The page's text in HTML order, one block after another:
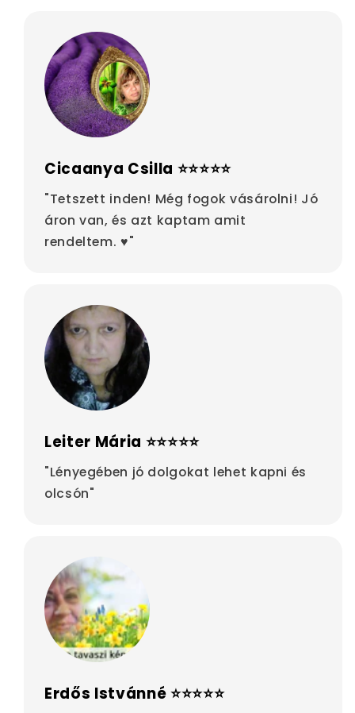
Cicaanya Csilla ⭐⭐⭐⭐⭐
"Tetszett inden! Még fogok vásárolni! Jó
áron van, és azt kaptam amit
rendeltem. ♥"
Leiter Mária ⭐⭐⭐⭐⭐
"Lényegében jó dolgokat lehet kapni és
olcsón"
Erdős Istvánné ⭐⭐⭐⭐⭐